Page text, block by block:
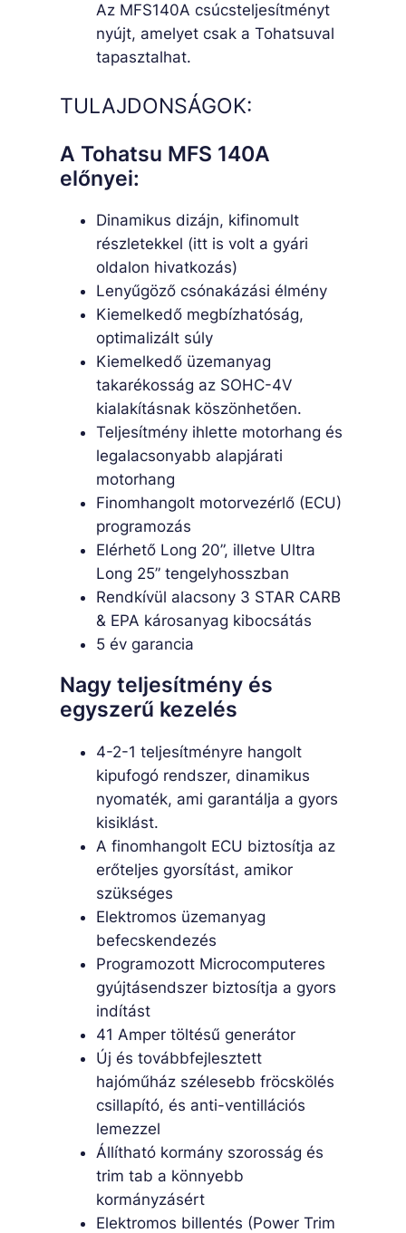
Az MFS140A csúcsteljesítményt
nyújt, amelyet csak a Tohatsuval
tapasztalhat.
TULAJDONSÁGOK:
A Tohatsu MFS 140A
előnyei:
Dinamikus dizájn, kifinomult
részletekkel (itt is volt a gyári
oldalon hivatkozás)
Lenyűgöző csónakázási élmény
Kiemelkedő megbízhatóság,
optimalizált súly
Kiemelkedő üzemanyag
takarékosság az SOHC-4V
kialakításnak köszönhetően.
Teljesítmény ihlette motorhang és
legalacsonyabb alapjárati
motorhang
Finomhangolt motorvezérlő (ECU)
programozás
Elérhető Long 20”, illetve Ultra
Long 25” tengelyhosszban
Rendkívül alacsony 3 STAR CARB
& EPA károsanyag kibocsátás
5 év garancia
Nagy teljesítmény és
egyszerű kezelés
4-2-1 teljesítményre hangolt
kipufogó rendszer, dinamikus
nyomaték, ami garantálja a gyors
kisiklást.
A finomhangolt ECU biztosítja az
erőteljes gyorsítást, amikor
szükséges
Elektromos üzemanyag
befecskendezés
Programozott Microcomputeres
gyújtásendszer biztosítja a gyors
indítást
41 Amper töltésű generátor
Új és továbbfejlesztett
hajóműház szélesebb fröcskölés
csillapító, és anti-ventillációs
lemezzel
Állítható kormány szorosság és
trim tab a könnyebb
kormányzásért
Elektromos billentés (Power Trim